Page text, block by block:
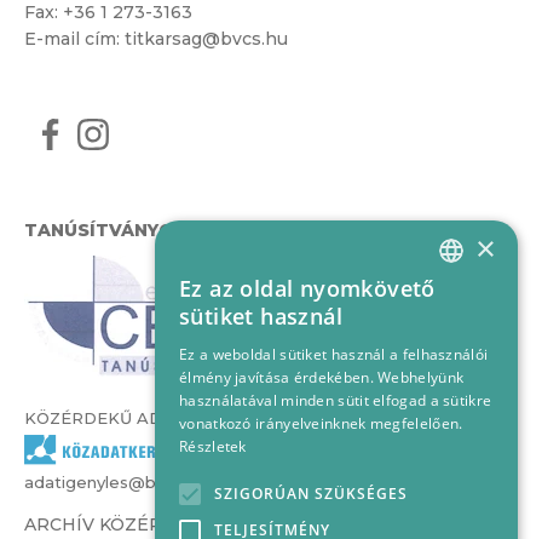
Fax: +36 1 273-3163
E-mail cím: titkarsag@bvcs.hu
TANÚSÍTVÁNYOK
KÖZÉRDEKŰ ADATOK
adatigenyles@bvcs.hu
ARCHÍV KÖZÉRDEKŰ ADATOK –
HUNGARIAN
×
Ez az oldal nyomkövető
sütiket használ
Ez a weboldal sütiket használ a felhasználói
élmény javítása érdekében. Webhelyünk
használatával minden sütit elfogad a sütikre
vonatkozó irányelveinknek megfelelően.
Részletek
SZIGORÚAN SZÜKSÉGES
TELJESÍTMÉNY